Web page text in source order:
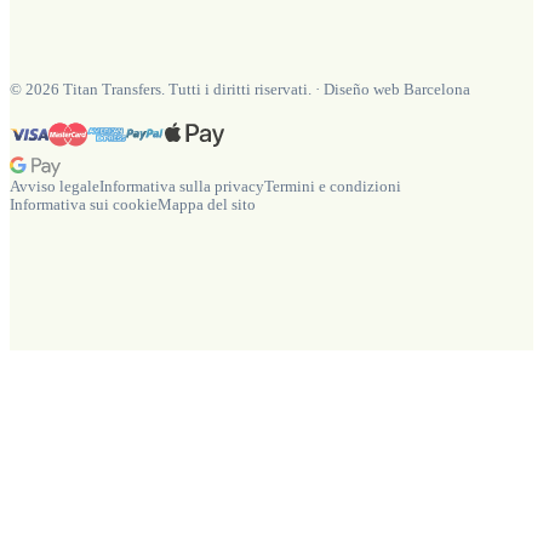
© 2026 Titan Transfers. Tutti i diritti riservati. · Diseño web Barcelona
Avviso legaleInformativa sulla privacyTermini e condizioni
Informativa sui cookieMappa del sito